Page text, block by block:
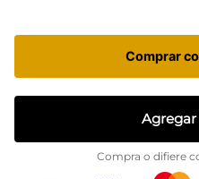
Comprar
Compra o difiere